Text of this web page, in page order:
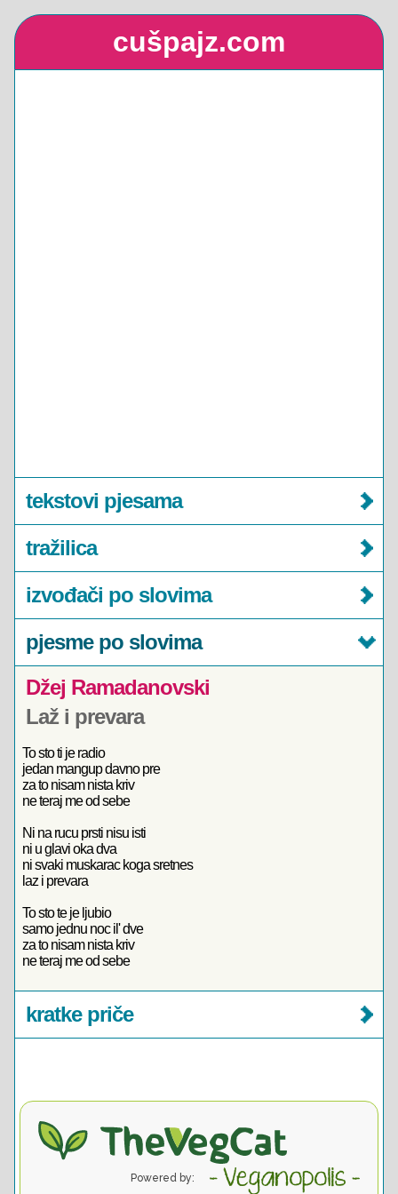
cušpajz.com
tekstovi pjesama
tražilica
izvođači po slovima
pjesme po slovima
Džej Ramadanovski
Laž i prevara
To sto ti je radio
jedan mangup davno pre
za to nisam nista kriv
ne teraj me od sebe
Ni na rucu prsti nisu isti
ni u glavi oka dva
ni svaki muskarac koga sretnes
laz i prevara
To sto te je ljubio
samo jednu noc il' dve
za to nisam nista kriv
ne teraj me od sebe
kratke priče